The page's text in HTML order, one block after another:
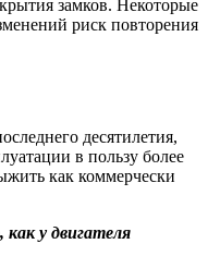
замков. Некоторые
риск повторения
десятилетия,
в пользу более
как коммерчески
у двигателя